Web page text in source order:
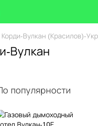
Корди-Вулкан (Красилов)-
Вулкан
популярности